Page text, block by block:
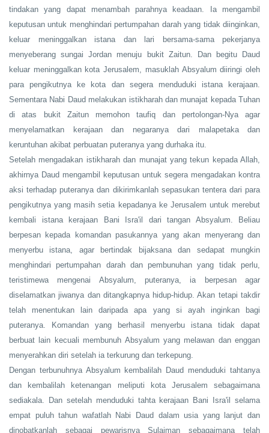
tindakan yang dapat menambah parahnya keadaan. Ia mengambil
keputusan untuk menghindari pertumpahan darah yang tidak diinginkan,
keluar meninggalkan istana dan lari bersama-sama pekerjanya
menyeberang sungai Jordan menuju bukit Zaitun. Dan begitu Daud
keluar meninggalkan kota Jerusalem, masuklah Absyalum diiringi oleh
para pengikutnya ke kota dan segera menduduki istana kerajaan.
Sementara Nabi Daud melakukan istikharah dan munajat kepada Tuhan
di atas bukit Zaitun memohon taufiq dan pertolongan-Nya agar
menyelamatkan kerajaan dan negaranya dari malapetaka dan
keruntuhan akibat perbuatan puteranya yang durhaka itu.
Setelah mengadakan istikharah dan munajat yang tekun kepada Allah,
akhirnya Daud mengambil keputusan untuk segera mengadakan kontra
aksi terhadap puteranya dan dikirimkanlah sepasukan tentera dari para
pengikutnya yang masih setia kepadanya ke Jerusalem untuk merebut
kembali istana kerajaan Bani Isra'il dari tangan Absyalum. Beliau
berpesan kepada komandan pasukannya yang akan menyerang dan
menyerbu istana, agar bertindak bijaksana dan sedapat mungkin
menghindari pertumpahan darah dan pembunuhan yang tidak perlu,
teristimewa mengenai Absyalum, puteranya, ia berpesan agar
diselamatkan jiwanya dan ditangkapnya hidup-hidup. Akan tetapi takdir
telah menentukan lain daripada apa yang si ayah inginkan bagi
puteranya. Komandan yang berhasil menyerbu istana tidak dapat
berbuat lain kecuali membunuh Absyalum yang melawan dan enggan
menyerahkan diri setelah ia terkurung dan terkepung.
Dengan terbunuhnya Absyalum kembalilah Daud menduduki tahtanya
dan kembalilah ketenangan meliputi kota Jerusalem sebagaimana
sediakala. Dan setelah menduduki tahta kerajaan Bani Isra'il selama
empat puluh tahun wafatlah Nabi Daud dalam usia yang lanjut dan
dinobatkanlah sebagai pewarisnya Sulaiman sebagaimana telah